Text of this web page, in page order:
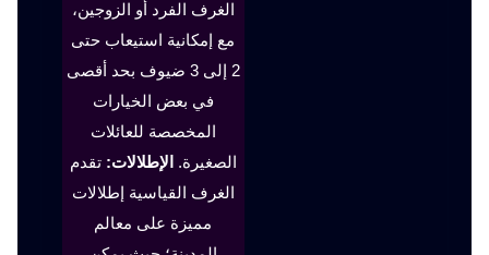
الغرف الفرد أو الزوجين،
مع إمكانية استيعاب حتى
2 إلى 3 ضيوف بحد أقصى
في بعض الخيارات
المخصصة للعائلات
الصغيرة. الإطلالات: تقدم
الغرف القياسية إطلالات
مميزة على معالم